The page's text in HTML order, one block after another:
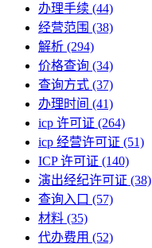
办理手续 (44)
经营范围 (38)
解析 (294)
价格查询 (34)
查询方式 (37)
办理时间 (41)
icp 许可证 (264)
icp 经营许可证 (51)
ICP 许可证 (140)
演出经纪许可证 (38)
查询入口 (57)
材料 (35)
代办费用 (52)